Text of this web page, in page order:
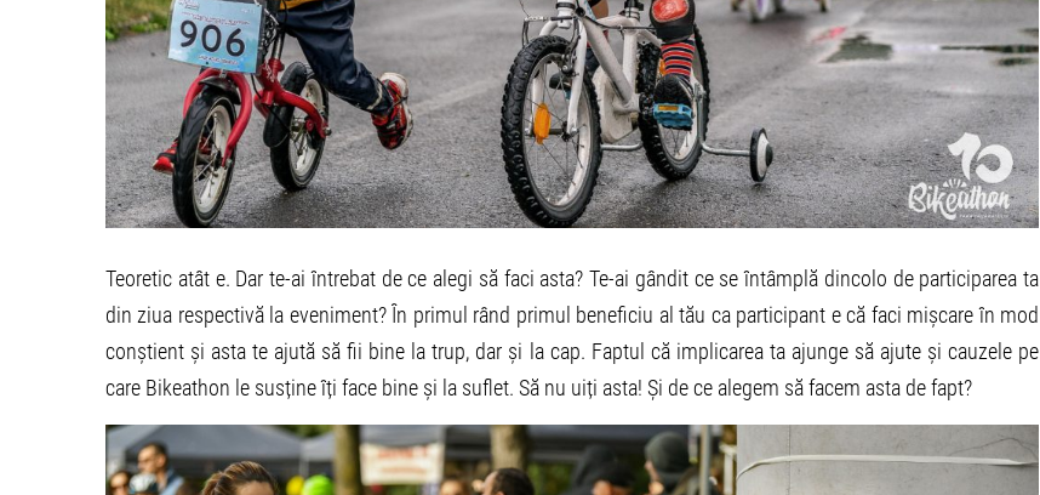
Teoretic atât e. Dar te-ai întrebat de ce alegi să faci asta? Te-ai gândit ce se întâmplă dincolo de participarea ta
din ziua respectivă la eveniment? În primul rând primul beneficiu al tău ca participant e că faci mișcare în mod
conștient și asta te ajută să fii bine la trup, dar și la cap. Faptul că implicarea ta ajunge să ajute și cauzele pe
care Bikeathon le susține îți face bine și la suflet. Să nu uiți asta! Și de ce alegem să facem asta de fapt?